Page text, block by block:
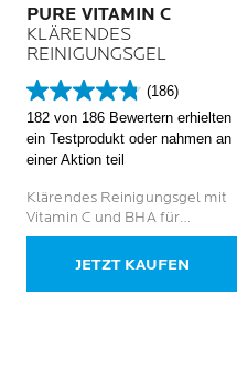
PURE VITAMIN C
KLÄRENDES
REINIGUNGSGEL
(186)
4.8
von
5
Sternen.
Bewertungen
182 von 186 Bewertern erhielten
ein Testprodukt oder nahmen an
einer Aktion teil
Klärendes Reinigungsgel mit
Vitamin C und BHA für
empfindliche und fettige Haut
JETZT KAUFEN